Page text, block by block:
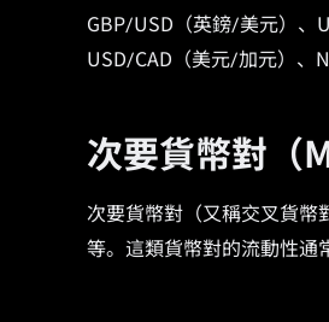
GBP/USD（英鎊/美元）、
USD/CAD（美元/加元）、
次要貨幣對（
次要貨幣對（又稱交叉貨幣
等。這類貨幣對的流動性通